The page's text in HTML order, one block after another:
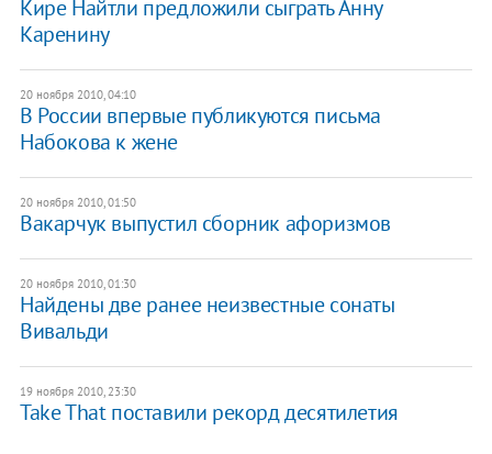
Кире Найтли предложили сыграть Анну
Каренину
20 ноября 2010, 04:10
В России впервые публикуются письма
Набокова к жене
20 ноября 2010, 01:50
Вакарчук выпустил сборник афоризмов
20 ноября 2010, 01:30
Найдены две ранее неизвестные сонаты
Вивальди
19 ноября 2010, 23:30
Take That поставили рекорд десятилетия